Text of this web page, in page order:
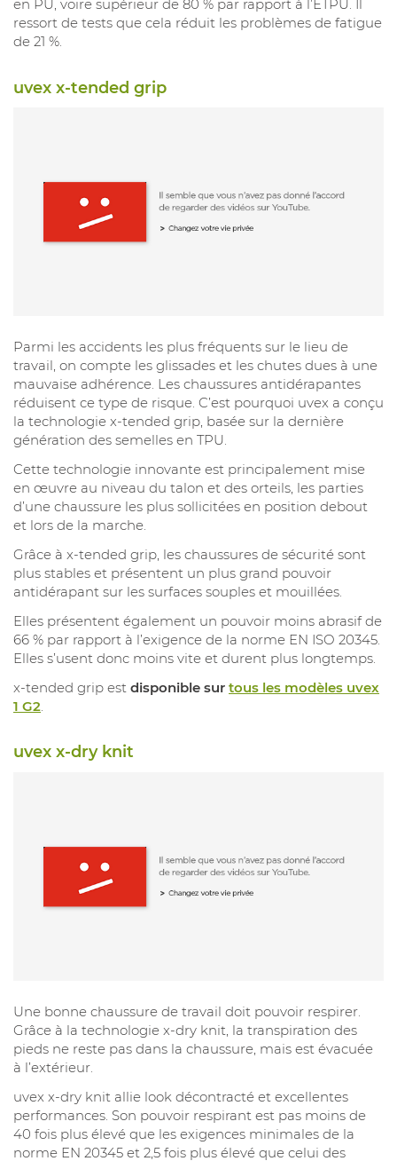
en PU, voire supérieur de 80 % par rapport à l’ETPU. Il
ressort de tests que cela réduit les problèmes de fatigue
de 21 %.
uvex x-tended grip
Parmi les accidents les plus fréquents sur le lieu de
travail, on compte les glissades et les chutes dues à une
mauvaise adhérence. Les chaussures antidérapantes
réduisent ce type de risque. C’est pourquoi uvex a conçu
la technologie x-tended grip, basée sur la dernière
génération des semelles en TPU.
Cette technologie innovante est principalement mise
en œuvre au niveau du talon et des orteils, les parties
d’une chaussure les plus sollicitées en position debout
et lors de la marche.
Grâce à x-tended grip, les chaussures de sécurité sont
plus stables et présentent un plus grand pouvoir
antidérapant sur les surfaces souples et mouillées.
Elles présentent également un pouvoir moins abrasif de
66 % par rapport à l’exigence de la norme EN ISO 20345.
Elles s’usent donc moins vite et durent plus longtemps.
x-tended grip est disponible sur tous les modèles uvex
1 G2.
uvex x-dry knit
Une bonne chaussure de travail doit pouvoir respirer.
Grâce à la technologie x-dry knit, la transpiration des
pieds ne reste pas dans la chaussure, mais est évacuée
à l’extérieur.
uvex x-dry knit allie look décontracté et excellentes
performances. Son pouvoir respirant est pas moins de
40 fois plus élevé que les exigences minimales de la
norme EN 20345 et 2,5 fois plus élevé que celui des